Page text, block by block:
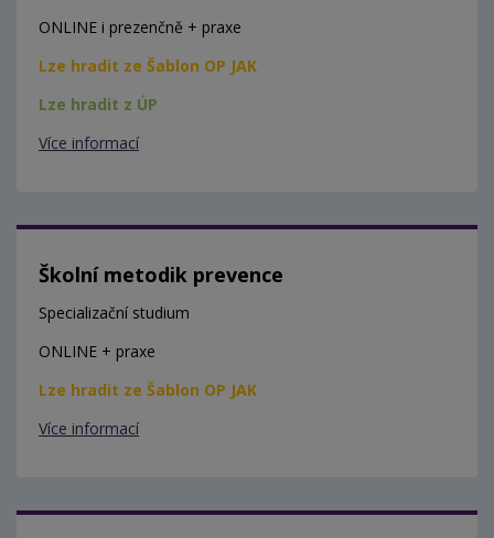
ONLINE i prezenčně + praxe
Lze hradit ze Šablon OP JAK
Lze hradit z ÚP
Více informací
Školní metodik prevence
Specializační studium
ONLINE + praxe
Lze hradit ze Šablon OP JAK
Více informací